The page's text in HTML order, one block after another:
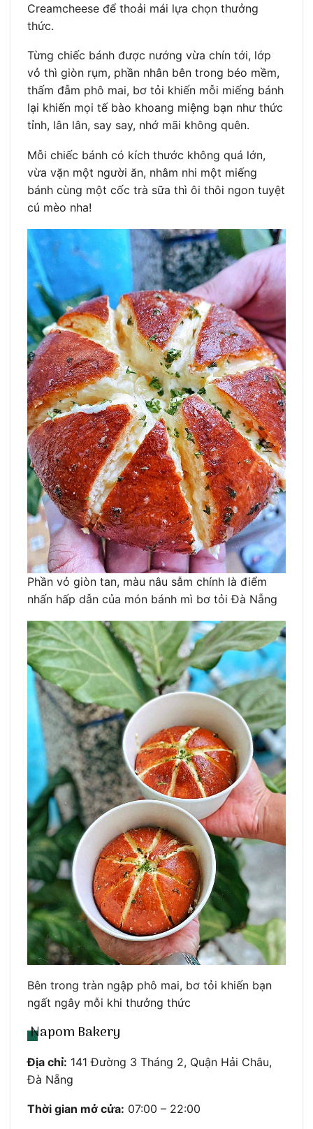
Creamcheese để thoải mái lựa chọn thưởng
thức.
Từng chiếc bánh được nướng vừa chín tới, lớp
vỏ thì giòn rụm, phần nhân bên trong béo mềm,
thấm đẫm phô mai, bơ tỏi khiến mỗi miếng bánh
lại khiến mọi tế bào khoang miệng bạn như thức
tỉnh, lân lân, say say, nhớ mãi không quên.
Mỗi chiếc bánh có kích thước không quá lớn,
vừa vặn một người ăn, nhâm nhi một miếng
bánh cùng một cốc trà sữa thì ôi thôi ngon tuyệt
cú mèo nha!
Phần vỏ giòn tan, màu nâu sẫm chính là điểm
nhấn hấp dẫn của món bánh mì bơ tỏi Đà Nẵng
Bên trong tràn ngập phô mai, bơ tỏi khiến bạn
ngất ngây mỗi khi thưởng thức
Napom Bakery
Địa chỉ: 141 Đường 3 Tháng 2, Quận Hải Châu,
Đà Nẵng
Thời gian mở cửa: 07:00 – 22:00